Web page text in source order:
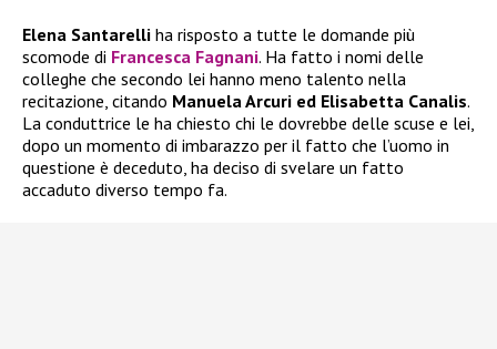
Elena Santarelli ha risposto a tutte le domande più
scomode di Francesca Fagnani. Ha fatto i nomi delle
colleghe che secondo lei hanno meno talento nella
recitazione, citando Manuela Arcuri ed Elisabetta Canalis.
La conduttrice le ha chiesto chi le dovrebbe delle scuse e lei,
dopo un momento di imbarazzo per il fatto che l’uomo in
questione è deceduto, ha deciso di svelare un fatto
accaduto diverso tempo fa.